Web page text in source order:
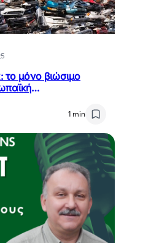
το μόνο βιώσιμο
1 min